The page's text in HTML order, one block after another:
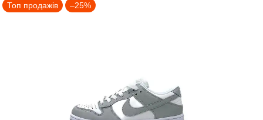
Топ продажів –25%